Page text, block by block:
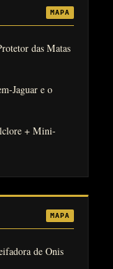
MAPA
das Matas
Jaguar e o
+ Mini-
MAPA
de Onis